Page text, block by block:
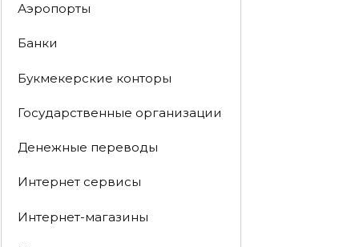
Аэропорты
Банки
Букмекерские конторы
Государственные организации
Денежные переводы
Интернет сервисы
Интернет-магазины